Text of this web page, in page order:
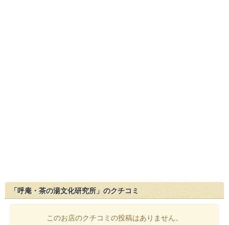
「呼庵・茶の湯文化研究所」のクチコミ
このお店のクチコミの投稿はありません。